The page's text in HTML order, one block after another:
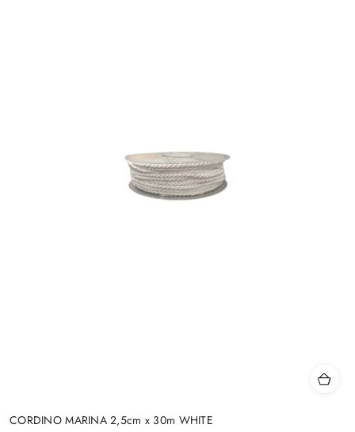
CORDINO MARINA 2,5cm x 30m WHITE